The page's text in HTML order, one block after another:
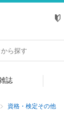
誌
資格・検定その他